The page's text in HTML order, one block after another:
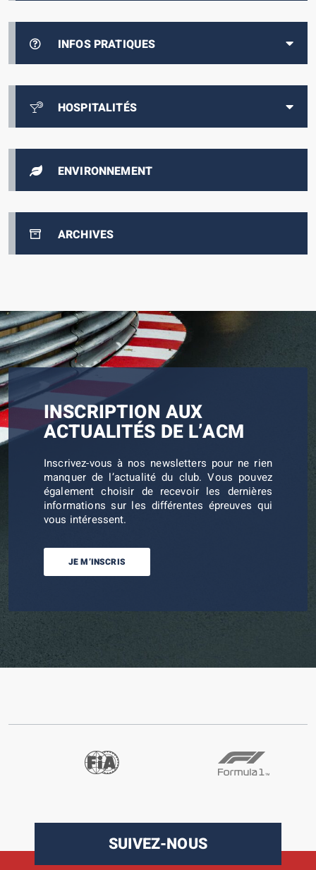
INFOS PRATIQUES
HOSPITALITÉS
ENVIRONNEMENT
ARCHIVES
INSCRIPTION AUX
ACTUALITÉS DE L’ACM
Inscrivez-vous à nos newsletters pour ne rien
manquer de l’actualité du club. Vous pouvez
également choisir de recevoir les dernières
informations sur les différentes épreuves qui
vous intéressent.
JE M’INSCRIS
SUIVEZ-NOUS